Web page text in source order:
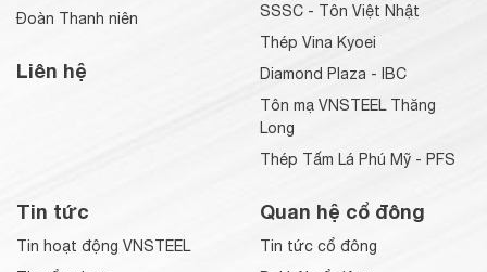
Đoàn Thanh niên
Liên hệ
SSSC - Tôn Việt Nhật
Thép Vina Kyoei
Diamond Plaza - IBC
Tôn mạ VNSTEEL Thăng
Long
Thép Tấm Lá Phú Mỹ - PFS
Tin tức
Tin hoạt động VNSTEEL
Quan hệ cổ đông
Tin tức cổ đông